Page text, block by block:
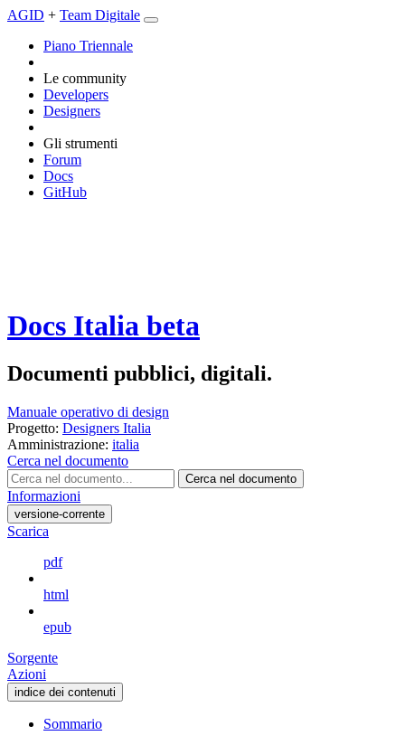
AGID + Team Digitale
Piano Triennale
Le community
Developers
Designers
Gli strumenti
Forum
Docs
GitHub
Docs Italia beta
Documenti pubblici, digitali.
Manuale operativo di design
Progetto: Designers Italia
Amministrazione: italia
Cerca nel documento
Cerca nel documento
Informazioni
versione-corrente
Scarica
pdf
html
epub
Sorgente
Azioni
indice dei contenuti
Sommario